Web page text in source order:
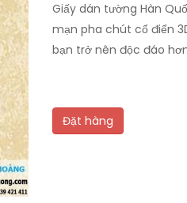
Giấy dán tường Hàn
mạn pha chút cổ điển
bạn trở nên độc đáo
Đặt hàng